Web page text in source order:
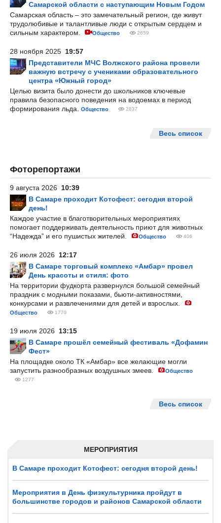
МЕРОПРИЯТИЯ
В Самаре проходит Котофест: сегодня второй день!
Мероприятия в День физкультурника пройдут в
большинстве городов и районов Самарской области
Самарской области с наступающим Новым Годом
Самарская область – это замечательный регион, где живут
трудолюбивые и талантливые люди с открытым сердцем и
сильным характером.
Общество 2659
28 ноября 2025 19:57
Представители МЧС Волжского района провели
важную встречу с учениками образовательного
центра «Южный город»
Целью визита было донести до школьников ключевые
правила безопасного поведения на водоемах в период
формирования льда.
Общество 2837
Весь список
Фоторепортажи
9 августа 2026 10:39
В Самаре проходит Котофест: сегодня второй
день!
Каждое участие в благотворительных мероприятиях
помогает поддерживать деятельность приют для животных
“Надежда” и его пушистых жителей.
Общество 406
26 июля 2026 12:17
В Самаре торговый комплекс «Амбар» провел
День красоты и стиля: фото
На территории фудкорта развернулся большой семейный
праздник с модными показами, бьюти-активностями,
конкурсами и развлечениями для детей и взрослых.
Общество 1770
19 июля 2026 13:15
В Самаре прошёл семейный фестиваль «Дофамин
Фест»
На площадке около ТК «Амбар» все желающие могли
запустить разнообразных воздушных змеев.
Общество
1277
Весь список